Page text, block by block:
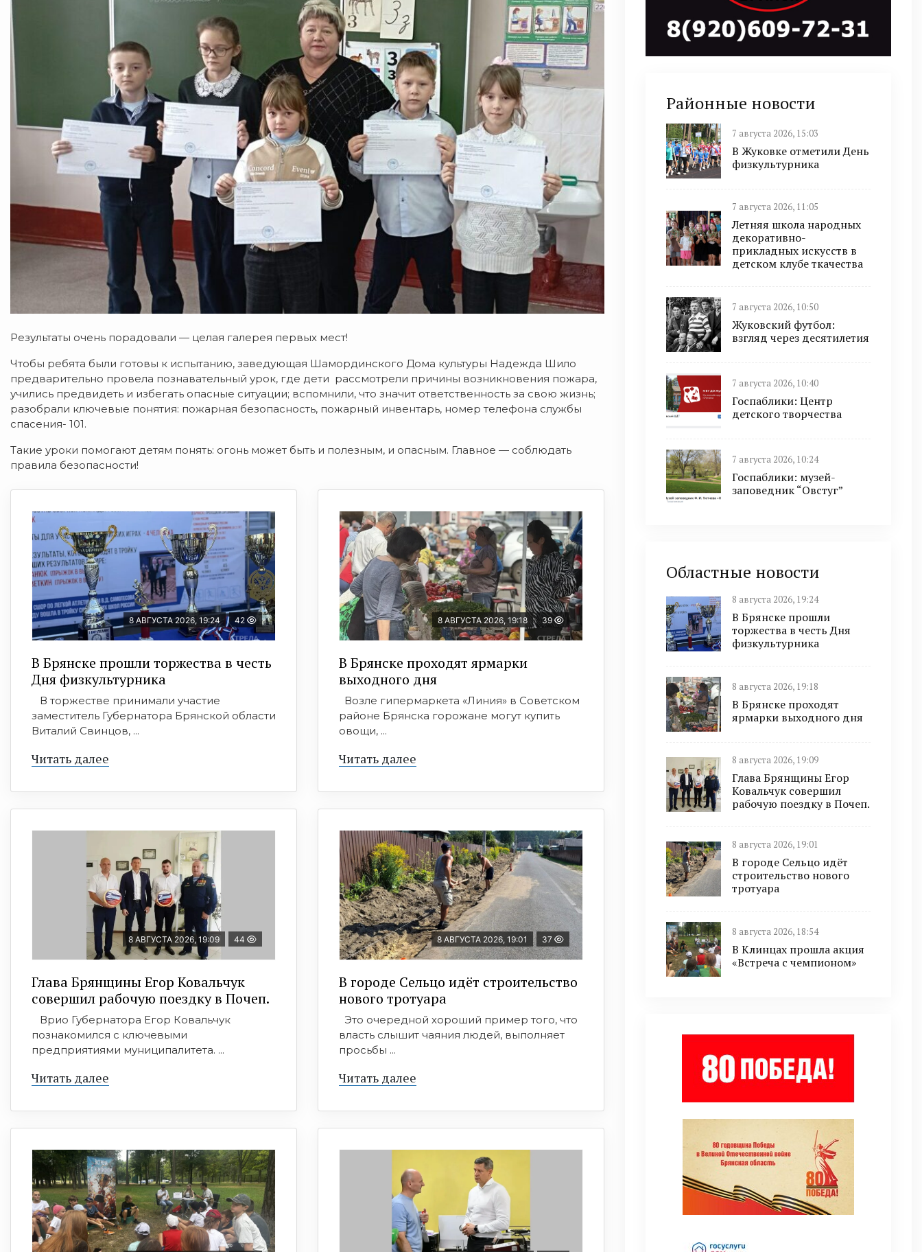
Результаты очень порадовали — целая галерея первых мест!
Чтобы ребята были готовы к испытанию, заведующая Шамординского Дома культуры Надежда Шило
предварительно провела познавательный урок, где дети рассмотрели причины возникновения пожара,
учились предвидеть и избегать опасные ситуации; вспомнили, что значит ответственность за свою жизнь;
разобрали ключевые понятия: пожарная безопасность, пожарный инвентарь, номер телефона службы
спасения- 101.
Такие уроки помогают детям понять: огонь может быть и полезным, и опасным. Главное — соблюдать
правила безопасности!
8 АВГУСТА 2026, 19:24 42
В Брянске прошли торжества в честь
Дня физкультурника
В торжестве принимали участие
заместитель Губернатора Брянской области
Виталий Свинцов, ...
Читать далее
8 АВГУСТА 2026, 19:18 39
В Брянске проходят ярмарки
выходного дня
Возле гипермаркета «Линия» в Советском
районе Брянска горожане могут купить
овощи, ...
Читать далее
8 АВГУСТА 2026, 19:09 44
Глава Брянщины Егор Ковальчук
совершил рабочую поездку в Почеп.
Врио Губернатора Егор Ковальчук
познакомился с ключевыми
предприятиями муниципалитета. ...
Читать далее
8 АВГУСТА 2026, 19:01 37
В городе Сельцо идёт строительство
нового тротуара
Это очередной хороший пример того, что
власть слышит чаяния людей, выполняет
просьбы ...
Читать далее
Районные новости
7 августа 2026, 15:03
В Жуковке отметили День
физкультурника
7 августа 2026, 11:05
Летняя школа народных
декоративно-
прикладных искусств в
детском клубе ткачества
7 августа 2026, 10:50
Жуковский футбол:
взгляд через десятилетия
7 августа 2026, 10:40
Госпаблики: Центр
детского творчества
7 августа 2026, 10:24
Госпаблики: музей-
заповедник “Овстуг”
Областные новости
8 августа 2026, 19:24
В Брянске прошли
торжества в честь Дня
физкультурника
8 августа 2026, 19:18
В Брянске проходят
ярмарки выходного дня
8 августа 2026, 19:09
Глава Брянщины Егор
Ковальчук совершил
рабочую поездку в Почеп.
8 августа 2026, 19:01
В городе Сельцо идёт
строительство нового
тротуара
8 августа 2026, 18:54
В Клинцах прошла акция
«Встреча с чемпионом»